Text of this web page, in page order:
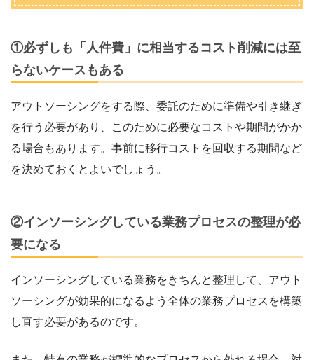
①必ずしも「人件費」に相当するコスト削減には至
らないケースもある
アウトソーシングをする際、委託のために準備や引き継ぎ
を行う必要があり、このために必要なコストや期間がかか
る場合もあります。事前に移行コストを回収する期間など
を決めておくとよいでしょう。
②インソーシングしている業務プロセスの整理が必
要になる
インソーシングしている業務をきちんと整理して、アウト
ソーシングが効果的になるよう全体の業務プロセスを構築
し直す必要があるのです。